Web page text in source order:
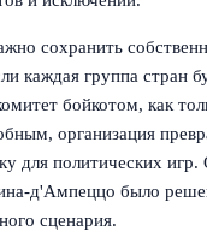
сохранить
каждая группа стран
бойкотом, как
организация
для политических игр.
д'Ампеццо было
сценария.